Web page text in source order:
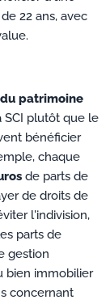
22 ans, avec
patrimoine
SCI plutôt que le
bénéficier
chaque
de parts de
de droits de
l'indivision,
parts de
gestion
bien immobilier
concernant